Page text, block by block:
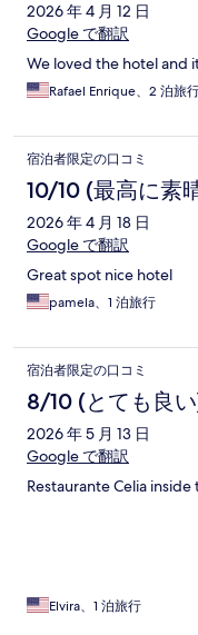
2026 年 4 月 12 日
Google で翻訳
We loved the hotel and
Rafael Enrique、2 泊旅
宿泊者限定の口コミ
10/10 (最高に素
2026 年 4 月 18 日
Google で翻訳
Great spot nice hotel
pamela、1 泊旅行
宿泊者限定の口コミ
8/10 (とても良
2026 年 5 月 13 日
Google で翻訳
Restaurante Celia
Elvira、1 泊旅行